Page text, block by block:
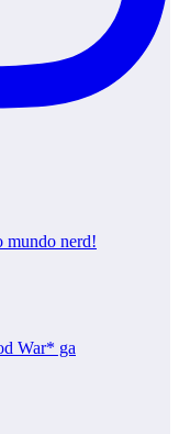
mundo nerd!
War* ga